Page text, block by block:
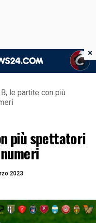
le partite con più
più spettatori
2023
×